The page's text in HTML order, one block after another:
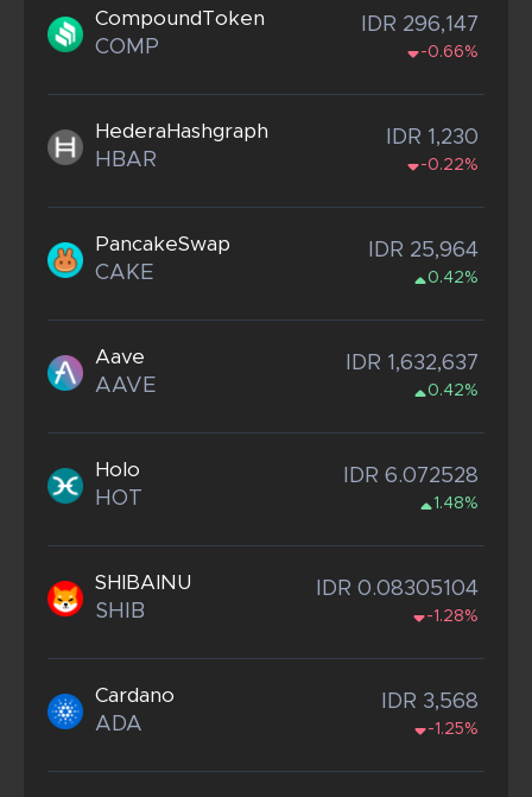
CompoundToken
COMP
IDR 296,147
-0.66%
HederaHashgraph
HBAR
IDR 1,230
-0.22%
PancakeSwap
CAKE
IDR 25,964
0.42%
Aave
AAVE
IDR 1,632,637
0.42%
Holo
HOT
IDR 6.072528
1.48%
SHIBAINU
SHIB
IDR 0.08305104
-1.28%
Cardano
ADA
IDR 3,568
-1.25%